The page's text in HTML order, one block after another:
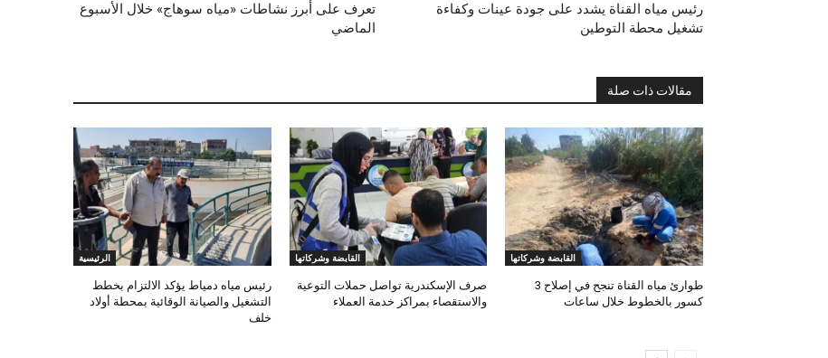
تعرف على أبرز نشاطات «مياه سوهاج» خلال الأسبوع
الماضي
رئيس مياه القناة يشدد على جودة عينات وكفاءة
تشغيل محطة التوطين
مقالات ذات صلة
القابضة وشركاتها
طوارئ مياه القناة تنجح في إصلاح 3
كسور بالخطوط خلال ساعات
القابضة وشركاتها
صرف الإسكندرية تواصل حملات التوعية
والاستقصاء بمراكز خدمة العملاء
الرئيسية
رئيس مياه دمياط يؤكد الالتزام بخطط
التشغيل والصيانة الوقائية بمحطة أولاد
خلف